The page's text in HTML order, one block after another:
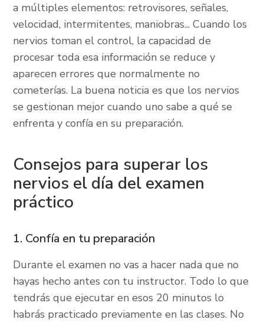
a múltiples elementos: retrovisores, señales,
velocidad, intermitentes, maniobras... Cuando los
nervios toman el control, la capacidad de
procesar toda esa información se reduce y
aparecen errores que normalmente no
cometerías. La buena noticia es que los nervios
se gestionan mejor cuando uno sabe a qué se
enfrenta y confía en su preparación.
Consejos para superar los
nervios el día del examen
práctico
1. Confía en tu preparación
Durante el examen no vas a hacer nada que no
hayas hecho antes con tu instructor. Todo lo que
tendrás que ejecutar en esos 20 minutos lo
habrás practicado previamente en las clases. No